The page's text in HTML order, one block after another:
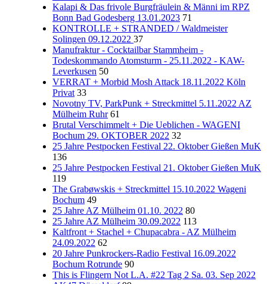
Kalapi & Das frivole Burgfräulein & Männi im RPZ
Bonn Bad Godesberg 13.01.2023 71
KONTROLLE + STRANDED / Waldmeister
Solingen 09.12.2022 37
Manufraktur - Cocktailbar Stammheim -
Todeskommando Atomsturm - 25.11.2022 - KAW-
Leverkusen 50
VERRAT + Morbid Mosh Attack 18.11.2022 Köln
Privat 33
Novotny TV, ParkPunk + Streckmittel 5.11.2022 AZ
Mülheim Ruhr 61
Brutal Verschimmelt + Die Ueblichen - WAGENI
Bochum 29. OKTOBER 2022 32
25 Jahre Pestpocken Festival 22. Oktober Gießen MuK
136
25 Jahre Pestpocken Festival 21. Oktober Gießen MuK
119
The Grabøwskis + Streckmittel 15.10.2022 Wageni
Bochum 49
25 Jahre AZ Mülheim 01.10. 2022 80
25 Jahre AZ Mülheim 30.09.2022 113
Kaltfront + Stachel + Chupacabra - AZ Mülheim
24.09.2022 62
20 Jahre Punkrockers-Radio Festival 16.09.2022
Bochum Rotrunde 90
This is Flingern Not L.A. #22 Tag 2 Sa. 03. Sep 2022